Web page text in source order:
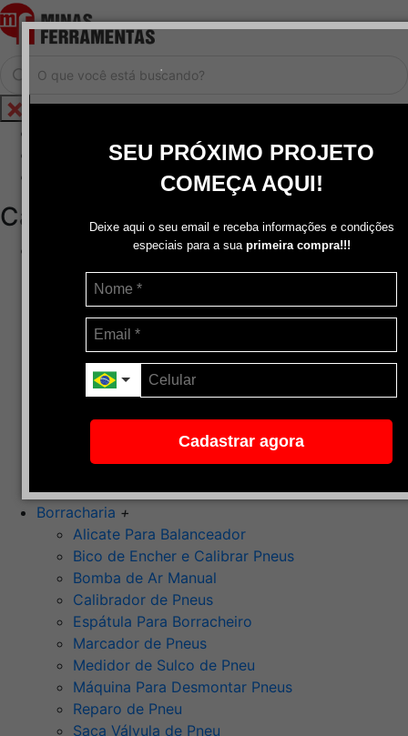
.
SEU PRÓXIMO PROJETO
COMEÇA AQUI!
Deixe aqui o seu email e receba informações e condições
especiais para a sua primeira compra!!!
Cadastrar agora
Cadastrar / Logar
Central de Atendimento
Categorias
Disco de Corte
Disco de Corte e Desbaste-Dupla Aplicação
Disco de Desbaste
Escovas de Aço
Escovas de Latão
Lixas
Pasta Para Assentar Válvula
Pedra de Afiar
Ponta Montada (Oxido de Alumínio)
Rebolos
Borracharia +
Alicate Para Balanceador
Bico de Encher e Calibrar Pneus
Bomba de Ar Manual
Calibrador de Pneus
Espátula Para Borracheiro
Marcador de Pneus
Medidor de Sulco de Pneu
Máquina Para Desmontar Pneus
Reparo de Pneu
Saca Válvula de Pneu